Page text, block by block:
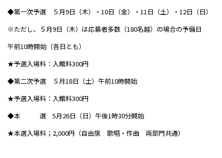
◆第一次予選 ５月9日（木）・10日（金）・11日（土）・12日（日）
※ただし、５月9日（木）は応募者多数（180名越）の場合の予備日
午前10時開始（各日とも）
★予選入場料：入館料300円
◆第二次予選 ５月18日（土）午前10時開始
★予選入場料：入館料300円
◆本 選 5月26日（日）午後1時30分開始
★本選入場料；2,000円（自由席 歌唱・作曲 両部門共通）